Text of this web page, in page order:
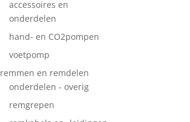
accessoires en
onderdelen
hand- en CO2pompen
voetpomp
remmen en remdelen
onderdelen - overig
remgrepen